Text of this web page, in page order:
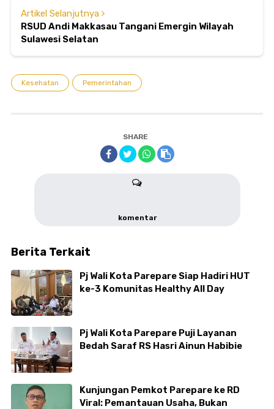
Artikel Selanjutnya
RSUD Andi Makkasau Tangani Emergin Wilayah
Sulawesi Selatan
Kesehatan Pemerintahan
SHARE
komentar
Berita Terkait
Pj Wali Kota Parepare Siap Hadiri HUT
ke-3 Komunitas Healthy All Day
Pj Wali Kota Parepare Puji Layanan
Bedah Saraf RS Hasri Ainun Habibie
Kunjungan Pemkot Parepare ke RD
Viral: Pemantauan Usaha, Bukan